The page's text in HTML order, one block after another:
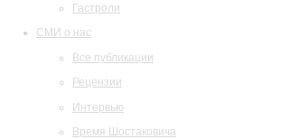
Гастроли
СМИ о нас
Все публикации
Рецензии
Интервью
Время Шостаковича